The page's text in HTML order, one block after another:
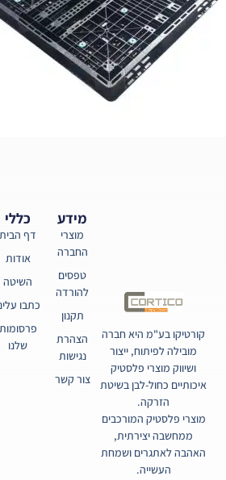
קורטיקו בע"מ היא חברה
מובילה לפיתוח, ייצור
ושיווק מוצרי פלסטיק
איכותיים כחול-לבן בשיטת
הזרקה.
מוצרי פלסטיק המורכבים
ממחשבה יצירתית,
האהבה לאתגרים ושמחת
העשייה.
כללי
דף הבית
אודות
השיטה
כתבו
פרסומות
שלנו
מידע
מוצרי
החברה
טפסים
להורדה
תקנון
הצהרת
נגישות
צור קשר